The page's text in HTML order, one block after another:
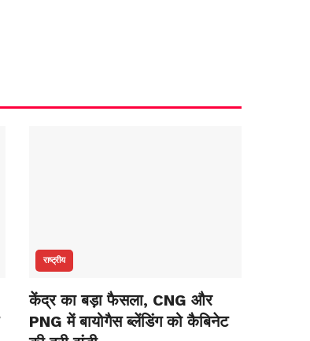
राष्ट्रीय
केंद्र का बड़ा फैसला, CNG और
PNG में बायोगैस ब्लेंडिंग को कैबिनेट